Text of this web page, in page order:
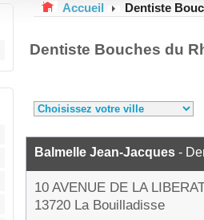
Accueil Dentiste
Dentiste Bouches du
Balmelle Jean-Jacques -
10 AVENUE DE LA
13720 La Bouilladisse